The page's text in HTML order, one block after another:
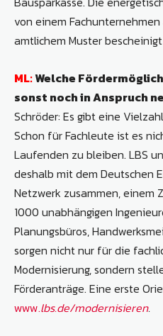
von einem
amtlichem Muster
ML:Welche
sonst noch in Anspruch
Schröder: Es gibt eine
Schon für Fachleute ist es
Laufenden zu bleiben. LBS
deshalb mit dem Deutschen
Netzwerk zusammen, einem
1000 unabhängigen
Planungsbüros,
sorgen nicht nur für die
Modernisierung, sondern
Förderanträge. Eine erste
www.lbs.de/modernisieren.